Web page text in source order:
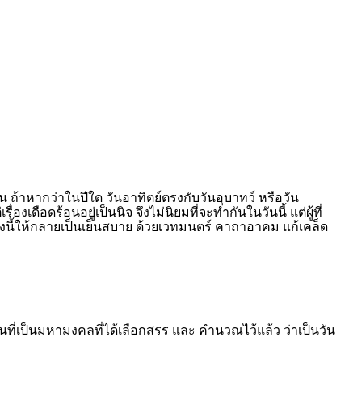
าหากว่าในปีใด วันอาทิตย์ตรงกับวันอุบาทว์ หรือวัน
องเดือดร้อนอยู่เป็นนิจ จึงไม่นิยมที่จะทำกันในวันนี้ แต่ผู้ที่
ให้กลายเป็นเย็นสบาย ด้วยเวทมนตร์ คาถาอาคม แก้เคล็ด
ป็นมหามงคลที่ได้เลือกสรร และ คำนวณไว้แล้ว ว่าเป็นวัน